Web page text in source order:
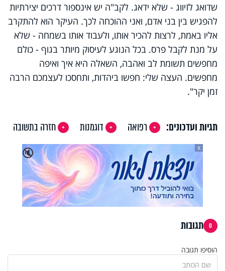
שדואג לזיווג - שלא ידאג. לקב"ה יש אינספור דרכים יצירתיות
להפגיש בין בני אדם, ואני ההוכחה לכך. העיקר הוא להתקרב
אליו באמת, לרצות להכיר אותו, ולעבוד אותו בשמחה - שלא
על מנת לקבל פרס. בכל הנוגע לעיסוק מיותר בגוף - כולם
מחפשים תשומת לב ואהבה, השאלה היא איך ואיפה
מחפשים. העצה שלי: חפשו ביהדות, ותחסכו לעצמכם הרבה
זמן יקר".
תגיות ועדכונים: רפואה דוגמנות
חזרה בתשובה
🔇
X
0 תגובות
הוסיפו תגובה